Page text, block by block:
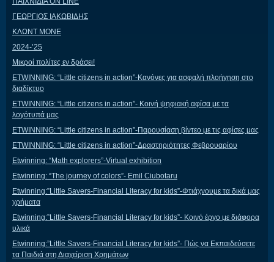
ΓΕΩΡΓΙΟΣ ΙΑΚΩΒΙΔΗΣ
ΚΛΩΝΤ ΜΟΝΕ
2024-’25
Μικροί πολίτες εν δράσει!
ETWINNING: “Little citizens in action”-Κανόνες για ασφαλή πλοήγηση στο
διαδίκτυο
ETWINNING: “Little citizens in action”- Κοινή ψηφιακή αφίσα με τα
λογότυπά μας
ETWINNING: “Little citizens in action”-Παρουσίαση βίντεο με τις αφίσες μας
ETWINNING: “Little citizens in action”-Δραστηριότητες Φεβρουαρίου
Etwinning: “Math explorers”-Virtual exhibition
Etwinning: “The journey of colors”- Emil Ciubotaru
Etwinning:”Little Savers-Financial Literacy for kids”-Φτιάχνουμε τα δικά μας
χρήματα
Etwinning:”Little Savers-Financial Literacy for kids”- Κοινό έργο με διάφορα
υλικά
Etwinning:”Little Savers-Financial Literacy for kids”- Πώς να Εκπαιδεύσετε
τα Παιδιά στη Διαχείριση Χρημάτων